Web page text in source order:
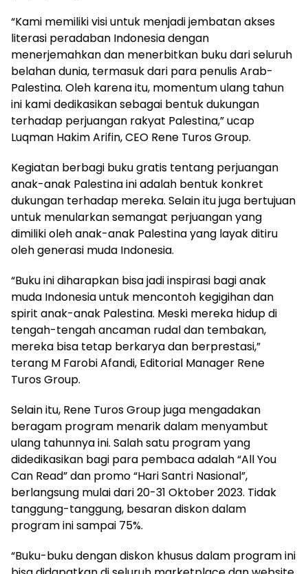
“Kami memiliki visi untuk menjadi jembatan akses
literasi peradaban Indonesia dengan
menerjemahkan dan menerbitkan buku dari seluruh
belahan dunia, termasuk dari para penulis Arab-
Palestina. Oleh karena itu, momentum ulang tahun
ini kami dedikasikan sebagai bentuk dukungan
terhadap perjuangan rakyat Palestina,” ucap
Luqman Hakim Arifin, CEO Rene Turos Group.
Kegiatan berbagi buku gratis tentang perjuangan
anak-anak Palestina ini adalah bentuk konkret
dukungan terhadap mereka. Selain itu juga bertujuan
untuk menularkan semangat perjuangan yang
dimiliki oleh anak-anak Palestina yang layak ditiru
oleh generasi muda Indonesia.
“Buku ini diharapkan bisa jadi inspirasi bagi anak
muda Indonesia untuk mencontoh kegigihan dan
spirit anak-anak Palestina. Meski mereka hidup di
tengah-tengah ancaman rudal dan tembakan,
mereka bisa tetap berkarya dan berprestasi,”
terang M Farobi Afandi, Editorial Manager Rene
Turos Group.
Selain itu, Rene Turos Group juga mengadakan
beragam program menarik dalam menyambut
ulang tahunnya ini. Salah satu program yang
didedikasikan bagi para pembaca adalah “All You
Can Read” dan promo “Hari Santri Nasional”,
berlangsung mulai dari 20-31 Oktober 2023. Tidak
tanggung-tanggung, besaran diskon dalam
program ini sampai 75%.
“Buku-buku dengan diskon khusus dalam program ini